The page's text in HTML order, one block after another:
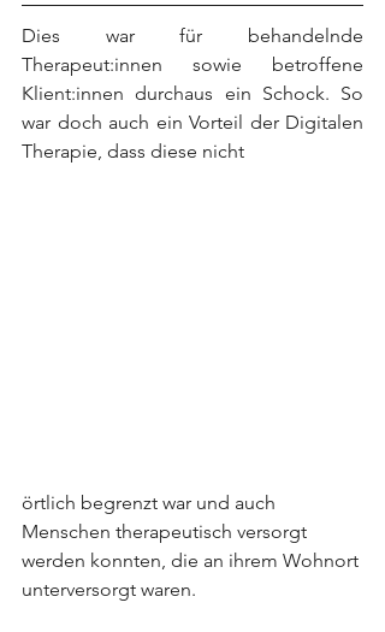
Dies war für behandelnde
Therapeut:innen sowie betroffene
Klient:innen durchaus ein Schock. So
war doch auch ein Vorteil der Digitalen
Therapie, dass diese nicht
örtlich begrenzt war und auch
Menschen therapeutisch versorgt
werden konnten, die an ihrem Wohnort
unterversorgt waren.